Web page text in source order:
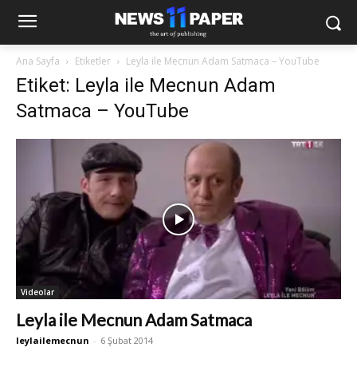
Ana Sayfa Etiketler Leyla ile Mecnun Adam Satmaca – YouTube
Etiket: Leyla ile Mecnun Adam
Satmaca – YouTube
Videolar
Leyla ile Mecnun Adam Satmaca
leylailemecnun - 6 Şubat 2014